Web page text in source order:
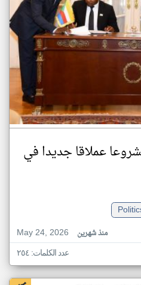
عملاقا جديدا في
May 24, 2026
منذ شهرين
عدد الكلمات: ٢٥٤